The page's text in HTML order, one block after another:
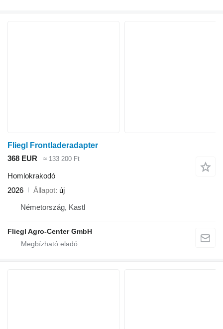
Fliegl Frontladeradapter
368 EUR
≈ 133 200 Ft
Homlokrakodó
2026
Állapot új
Németország, Kastl
Fliegl Agro-Center GmbH